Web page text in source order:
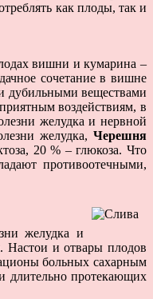
как плоды, так и
вишни и кумарина –
сочетание в вишне
дубильными веществами
воздействиям, в
желудка и нервной
желудка, Черешня
20 % – глюкоза. Что
противоотечными,
желудка и
Настои и отвары плодов
больных сахарным
длительно протекающих